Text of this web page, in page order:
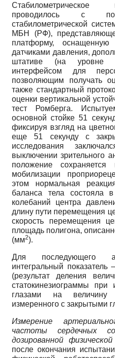
проводилось с
стабилометрической
МБН (РФ),
платформу, оснащенную
датчиками давления,
штативе (на уровне
интерфейсом для
позволяющим получать
также стандартный
оценки вертикальной
тест Ромберга.
основной стойке 51
фиксируя взгляд на
еще 51 секунду с
исследования
выключении зрительного
положение сохраняется
мобилизации
этом нормальная
баланса тела состояла
колебаний центра
длину пути перемещения
скорость перемещения
площадь полигона,
(мм2).
Для последующего
интегральный
(результат деления
статокинезиограммы
глазами на
измеренного с закрытыми
Измерение
частоты сердечных
дозированной физической
после окончания